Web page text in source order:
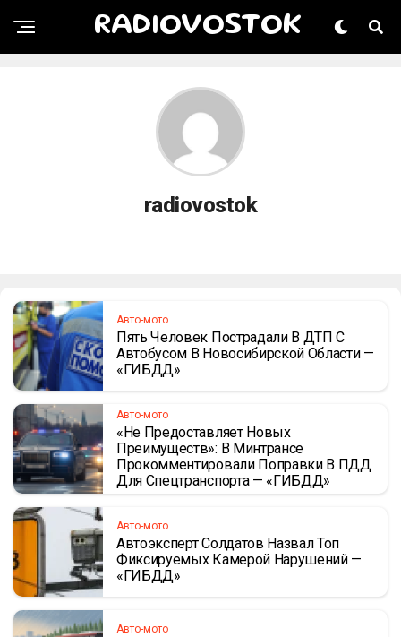
RADIOVOSTOK
radiovostok
Авто-мото
Пять Человек Пострадали В ДТП С
Автобусом В Новосибирской Области —
«ГИБДД»
Авто-мото
«Не Предоставляет Новых
Преимуществ»: В Минтрансе
Прокомментировали Поправки В ПДД
Для Спецтранспорта — «ГИБДД»
Авто-мото
Автоэксперт Солдатов Назвал Топ
Фиксируемых Камерой Нарушений —
«ГИБДД»
Авто-мото